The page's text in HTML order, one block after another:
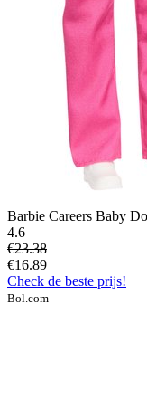
Barbie Careers Baby
4.6
€23.38
€16.89
Check de beste prijs!
Bol.com